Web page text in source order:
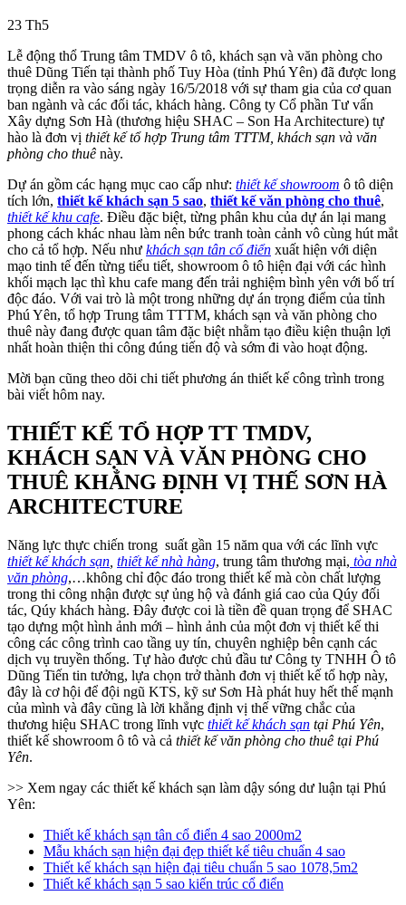
23 Th5
Lễ động thổ Trung tâm TMDV ô tô, khách sạn và văn phòng cho
thuê Dũng Tiến tại thành phố Tuy Hòa (tỉnh Phú Yên) đã được long
trọng diễn ra vào sáng ngày 16/5/2018 với sự tham gia của cơ quan
ban ngành và các đối tác, khách hàng. Công ty Cổ phần Tư vấn
Xây dựng Sơn Hà (thương hiệu SHAC – Son Ha Architecture) tự
hào là đơn vị thiết kế tổ hợp Trung tâm TTTM, khách sạn và văn
phòng cho thuê này.
Dự án gồm các hạng mục cao cấp như: thiết kế showroom ô tô diện
tích lớn, thiết kế khách sạn 5 sao, thiết kế văn phòng cho thuê,
thiết kế khu cafe. Điều đặc biệt, từng phân khu của dự án lại mang
phong cách khác nhau làm nên bức tranh toàn cảnh vô cùng hút mắt
cho cả tổ hợp. Nếu như khách sạn tân cổ điển xuất hiện với diện
mạo tinh tế đến từng tiểu tiết, showroom ô tô hiện đại với các hình
khối mạch lạc thì khu cafe mang đến trải nghiệm bình yên với bố trí
độc đáo. Với vai trò là một trong những dự án trọng điểm của tỉnh
Phú Yên, tổ hợp Trung tâm TTTM, khách sạn và văn phòng cho
thuê này đang được quan tâm đặc biệt nhằm tạo điều kiện thuận lợi
nhất hoàn thiện thi công đúng tiến độ và sớm đi vào hoạt động.
Mời bạn cũng theo dõi chi tiết phương án thiết kế công trình trong
bài viết hôm nay.
THIẾT KẾ TỔ HỢP TT TMDV,
KHÁCH SẠN VÀ VĂN PHÒNG CHO
THUÊ KHẲNG ĐỊNH VỊ THẾ SƠN HÀ
ARCHITECTURE
Năng lực thực chiến trong suất gần 15 năm qua với các lĩnh vực
thiết kế khách sạn thiết kế nhà hàng, trung tâm thương mại, tòa nhà
văn phòng,…không chỉ độc đáo trong thiết kế mà còn chất lượng
trong thi công nhận được sự ủng hộ và đánh giá cao của Qúy đối
tác, Qúy khách hàng. Đây được coi là tiền đề quan trọng để SHAC
tạo dựng một hình ảnh mới – hình ảnh của một đơn vị thiết kế thi
công các công trình cao tầng uy tín, chuyên nghiệp bên cạnh các
dịch vụ truyền thống. Tự hào được chủ đầu tư Công ty TNHH Ô tô
Dũng Tiến tin tưởng, lựa chọn trở thành đơn vị thiết kế tổ hợp này,
đây là cơ hội để đội ngũ KTS, kỹ sư Sơn Hà phát huy hết thế mạnh
của mình và đây cũng là lời khẳng định vị thế vững chắc của
thương hiệu SHAC trong lĩnh vực thiết kế khách sạn tại Phú Yên,
thiết kế showroom ô tô và cả thiết kế văn phòng cho thuê tại Phú
Yên.
>> Xem ngay các thiết kế khách sạn làm dậy sóng dư luận tại Phú
Yên:
Thiết kế khách sạn tân cổ điển 4 sao 2000m2
Mẫu khách sạn hiện đại đẹp thiết kế tiêu chuẩn 4 sao
Thiết kế khách sạn hiện đại tiêu chuẩn 5 sao 1078,5m2
Thiết kế khách sạn 5 sao kiến trúc cổ điển